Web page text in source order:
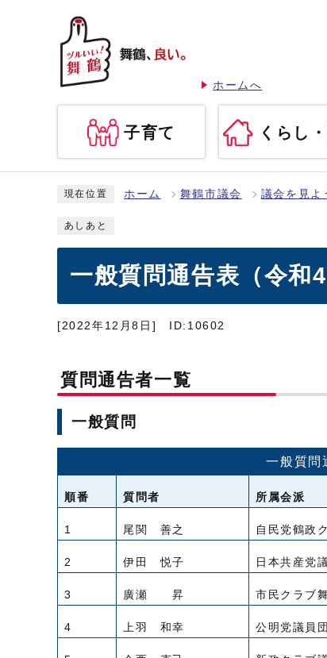
ホームへ
子育て くらし
現在位置 ホーム 舞鶴市議会 議会を見よ
あしあと
一般質問通告表（令和
[2022年12月8日] ID:10602
質問通告者一覧
一般質問
一般質問
順番 質問者 所属会派
1 尾関 善之 自民党鶴政
2 伊田 悦子 日本共産党
3 廣瀬 昇 市民クラブ
4 上羽 和幸 公明党議員団